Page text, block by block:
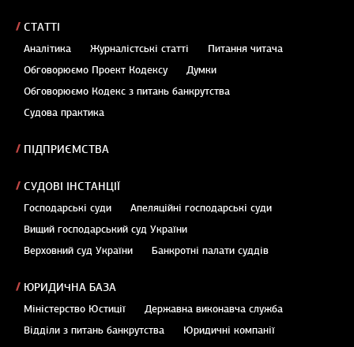
СТАТТІ
Аналітика Журналістські статті
Питання читача
Обговорюємо Проект Кодексу
Думки
Обговорюємо Кодекс з питань банкрутства
Судова практика
ПІДПРИЄМСТВА
СУДОВІ ІНСТАНЦІЇ
Господарські суди
Апеляційні господарські суди
Вищий господарський суд України
Верховний суд України
Банкротні палати суддів
ЮРИДИЧНА БАЗА
Міністерство Юстиції
Державна виконавча служба
Відділи з питань банкрутства
Юридичні компанії